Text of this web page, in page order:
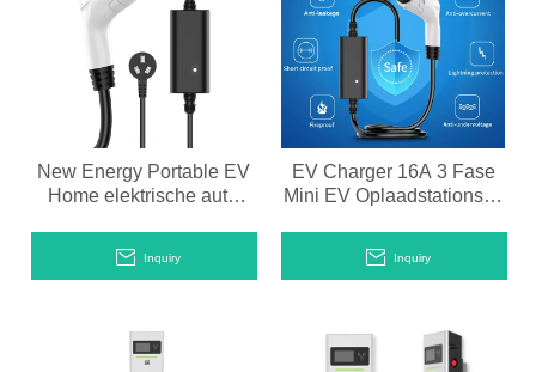
New Energy Portable EV
Home elektrische auto
Inquiry
EV Charger 16A 3 Fase
Mini EV Oplaadstations te
Inquiry